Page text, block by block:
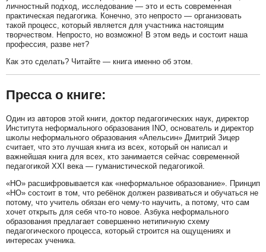
личностный подход, исследование — это и есть современная
практическая педагогика. Конечно, это непросто — организовать
такой процесс, который является для участника настоящим
творчеством. Непросто, но возможно! В этом ведь и состоит наша
профессия, разве нет?
Как это сделать? Читайте — книга именно об этом.
Пресса о книге:
Один из авторов этой книги, доктор педагогических наук, директор
Института неформального образования INO, основатель и директор
школы неформального образования «Апельсин» Дмитрий Зицер
считает, что это лучшая книга из всех, который он написал и
важнейшая книга для всех, кто занимается сейчас современной
педагогикой XXI века — гуманистической педагогикой.
«НО» расшифровывается как «неформальное образование». Принцип
«НО» состоит в том, что ребёнок должен развиваться и обучаться не
потому, что учитель обязан его чему-то научить, а потому, что сам
хочет открыть для себя что-то новое. Азбука неформального
образования предлагает совершенно нетипичную схему
педагогического процесса, который строится на ощущениях и
интересах ученика.